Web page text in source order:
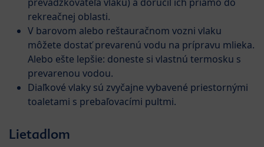
rekreačnej oblasti.
V barovom alebo reštauračnom vozni vlaku
môžete dostať prevarenú vodu na prípravu mlieka.
Alebo ešte lepšie: doneste si vlastnú termosku s
prevarenou vodou.
Diaľkové vlaky sú zvyčajne vybavené priestornými
toaletami s prebaľovacími pultmi.
Lietadlom